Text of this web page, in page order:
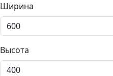
Ширина
Высота